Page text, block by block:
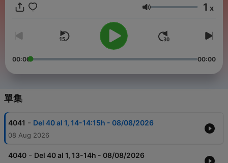
音量 1 x
00:00 00:00
單集
4041 - Del 40 al 1, 14-14:15h - 08/08/2026
08 Aug 2026
4040 - Del 40 al 1, 13-14h - 08/08/2026